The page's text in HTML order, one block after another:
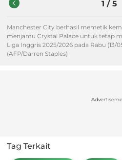
1 / 5
Manchester City berhasil memetik
menjamu Crystal Palace untuk tetap
Liga Inggris 2025/2026 pada Rabu (13/
(AFP/Darren Staples)
Tag Terkait